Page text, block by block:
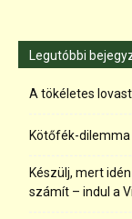
Legutóbbi
A tökéletes
Kötőfék-
Készülj, mert
számít – indul a